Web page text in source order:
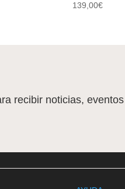
139,00€
recibir noticias,